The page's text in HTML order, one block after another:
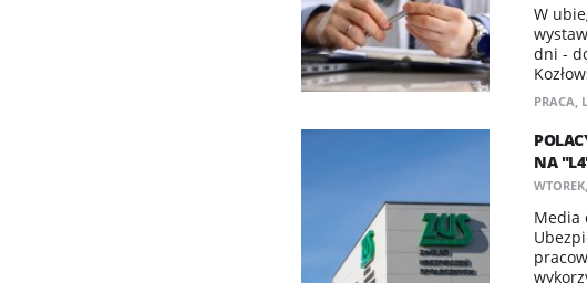
W
dni -
PRACA,
NA
Media